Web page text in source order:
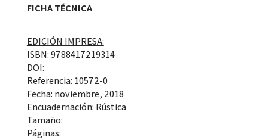
FICHA TÉCNICA
EDICIÓN IMPRESA:
ISBN: 9788417219314
DOI:
Referencia: 10572-0
Fecha: noviembre, 2018
Encuadernación: Rústica
Tamaño:
Páginas: